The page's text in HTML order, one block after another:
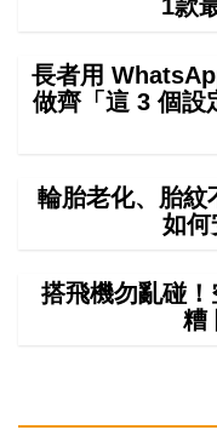
1款
長者用
做齊「這 3 個設
輪胎老化、胎紋
如何
搭飛機勿亂碰
糟